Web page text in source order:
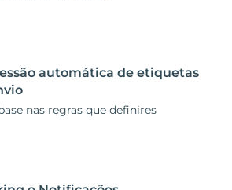
automática de etiquetas
nas regras que definires